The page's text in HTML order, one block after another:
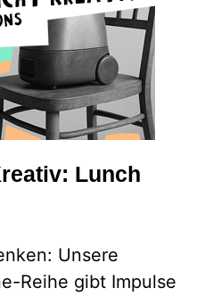
Lunch
Unsere
Reihe gibt Impulse